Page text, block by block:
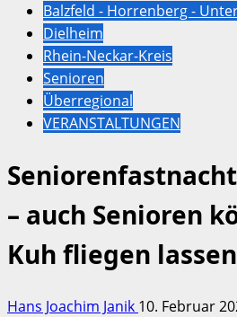
Balzfeld - Horrenberg -
Dielheim
Rhein-Neckar-Kreis
Senioren
Überregional
VERANSTALTUNGEN
– auch Senioren
Kuh fliegen lassen
Hans Joachim Janik 10. Februar